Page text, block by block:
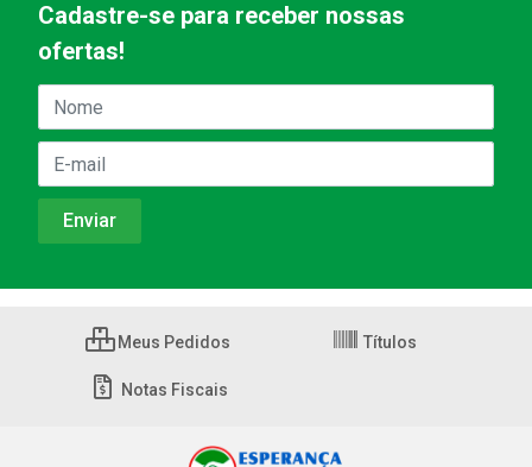
Cadastre-se para receber nossas
ofertas!
Meus Pedidos Títulos
Notas Fiscais